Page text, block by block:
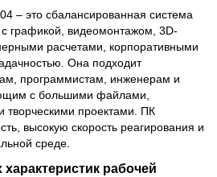
– это сбалансированная система
графикой, видеомонтажом, 3D-
расчетами, корпоративными
Она подходит
программистам, инженерам и
с большими файлами,
проектами. ПК
высокую скорость реагирования и
среде.
рабочей